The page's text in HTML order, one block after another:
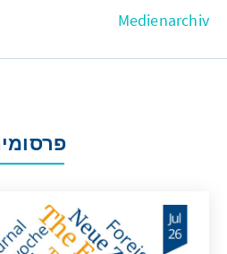
Medienarchiv